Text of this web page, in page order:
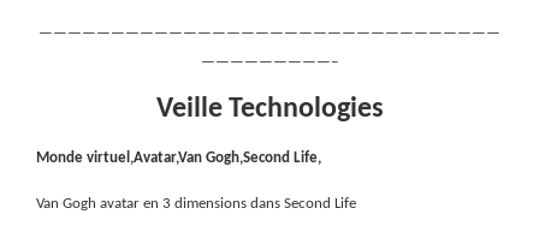
————————————————————————————————
—————————–
Veille Technologies
Monde virtuel,Avatar,Van Gogh,Second Life,
Van Gogh avatar en 3 dimensions dans Second Life